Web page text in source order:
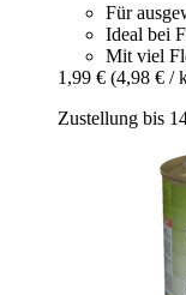
Für
Ideal bei
Mit viel
1,99 € (4,98 € /
Zustellung bis